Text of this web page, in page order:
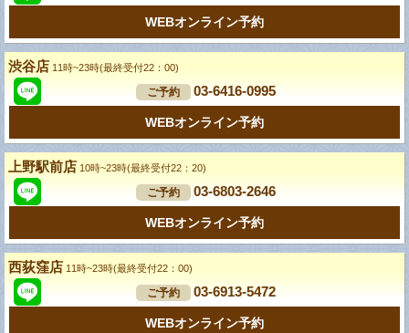
WEBオンライン予約
渋谷店 11時~23時(最終受付22：00)
ご予約 03-6416-0995
WEBオンライン予約
上野駅前店 10時~23時(最終受付22：20)
ご予約 03-6803-2646
WEBオンライン予約
西荻窪店 11時~23時(最終受付22：00)
ご予約 03-6913-5472
WEBオンライン予約